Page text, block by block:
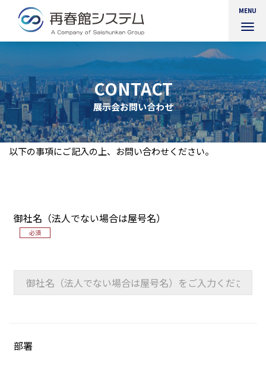
MENU
ゲ
シ
ョ
ン
を
切
CONTACT
展示会お問い合わせ
以下の事項にご記入の上、お問い合わせください。
御社名（法人でない場合は屋号名）
必須
部署